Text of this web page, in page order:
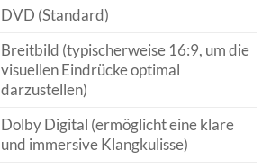
DVD (Standard)
Breitbild (typischerweise 16:9, um die
visuellen Eindrücke optimal
darzustellen)
Dolby Digital (ermöglicht eine klare
und immersive Klangkulisse)